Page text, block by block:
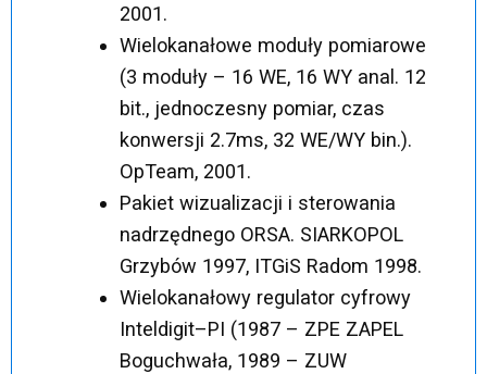
2001.
Wielokanałowe moduły pomiarowe
(3 moduły – 16 WE, 16 WY anal. 12
bit., jednoczesny pomiar, czas
konwersji 2.7ms, 32 WE/WY bin.).
OpTeam, 2001.
Pakiet wizualizacji i sterowania
nadrzędnego ORSA. SIARKOPOL
Grzybów 1997, ITGiS Radom 1998.
Wielokanałowy regulator cyfrowy
Inteldigit–PI (1987 – ZPE ZAPEL
Boguchwała, 1989 – ZUW